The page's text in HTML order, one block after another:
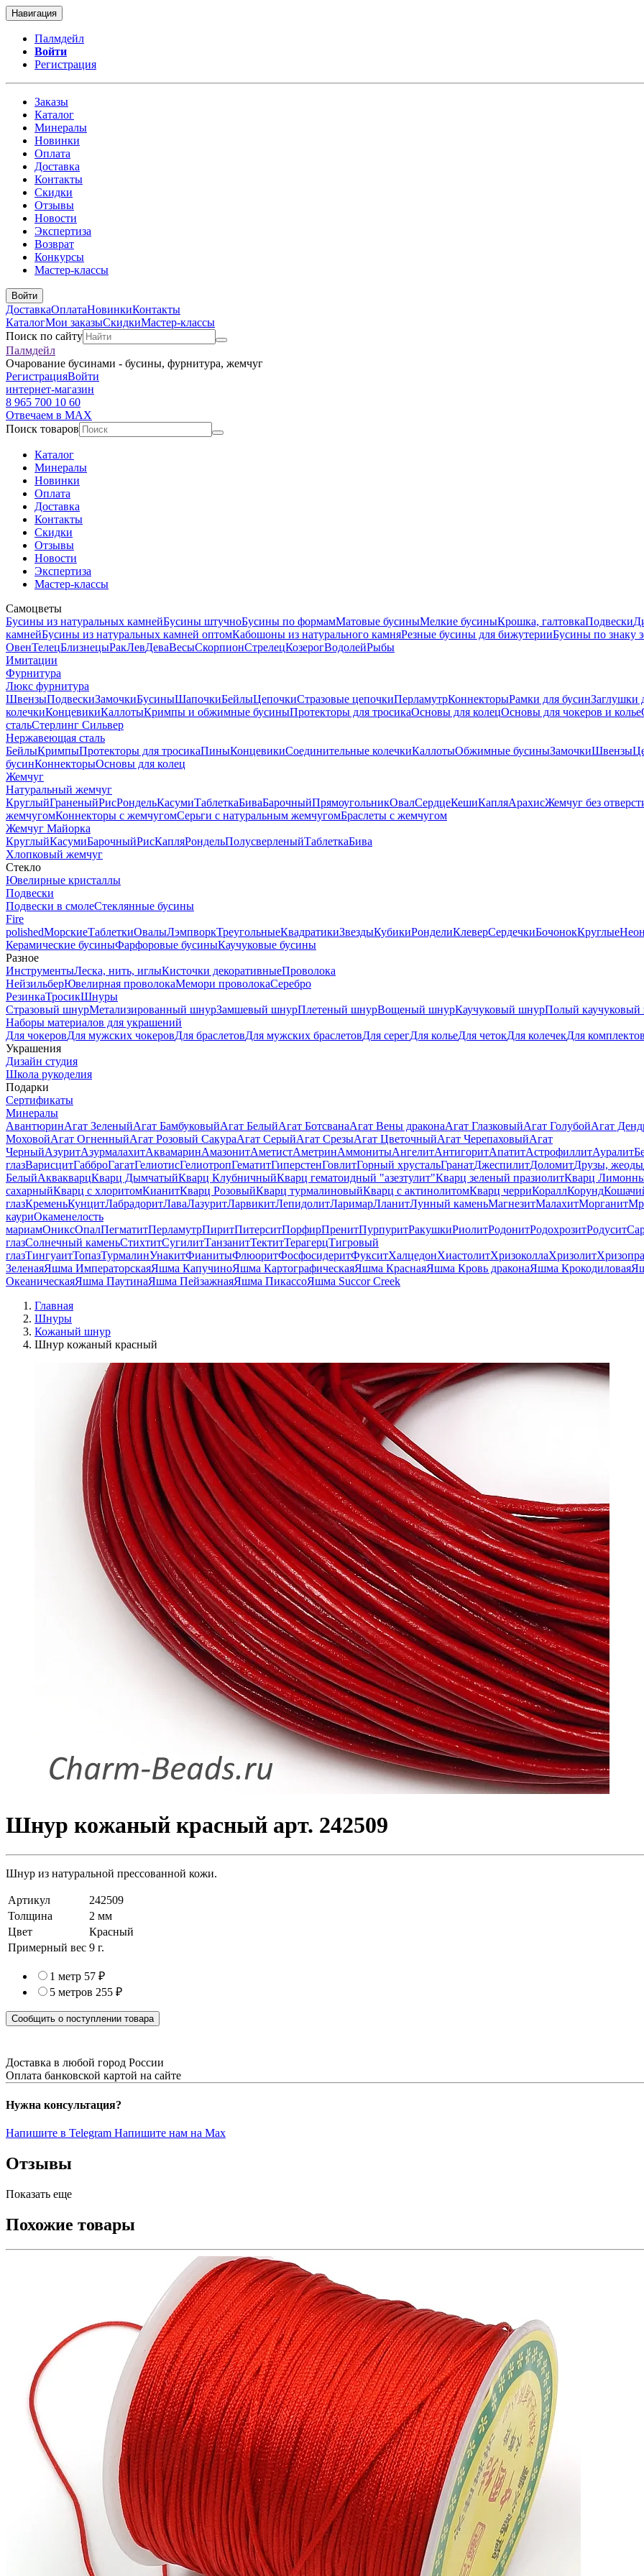
Навигация
Палмдейл
Войти
Регистрация
Заказы
Каталог
Минералы
Новинки
Оплата
Доставка
Контакты
Скидки
Отзывы
Новости
Экспертиза
Возврат
Конкурсы
Мастер-классы
Войти
ДоставкаОплатаНовинкиКонтакты
КаталогМои заказыСкидкиМастер-классы
Поиск по сайту
Палмдейл
Очарование бусинами - бусины, фурнитура, жемчуг
РегистрацияВойти
интернет-магазин
8 965 700 10 60
Отвечаем в MAX
Поиск товаров
Каталог
Минералы
Новинки
Оплата
Доставка
Контакты
Скидки
Отзывы
Новости
Экспертиза
Мастер-классы
Самоцветы
Бусины из натуральных камнейБусины штучноБусины по формамМатовые бусиныМелкие бусиныКрошка, галтовкаПодвески
камнейБусины из натуральных камней оптомКабошоны из натурального камняРезные бусины для бижутерииБусины по знаку
ОвенТелецБлизнецыРакЛевДеваВесыСкорпионСтрелецКозерогВодолейРыбы
Имитации
Фурнитура
Люкс фурнитура
ШвензыПодвескиЗамочкиБусиныШапочкиБейлыЦепочкиСтразовые цепочкиПерламутрКоннекторыРамки для бусинЗаглушки
колечкиКонцевикиКаллотыКримпы и обжимные бусиныПротекторы для тросикаОсновы для колецОсновы для чокеров и колье
стальСтерлинг Сильвер
Нержавеющая сталь
БейлыКримпыПротекторы для тросикаПиныКонцевикиСоединительные колечкиКаллотыОбжимные бусиныЗамочкиШвензы
бусинКоннекторыОсновы для колец
Жемчуг
Натуральный жемчуг
КруглыйГраненыйРисРондельКасумиТаблеткаБиваБарочныйПрямоугольникОвалСердцеКешиКапляАрахисЖемчуг без
жемчугомКоннекторы с жемчугомСерьги с натуральным жемчугомБраслеты с жемчугом
Жемчуг Майорка
КруглыйКасумиБарочныйРисКапляРондельПолусверленыйТаблеткаБива
Хлопковый жемчуг
Стекло
Ювелирные кристаллы
Подвески
Подвески в смолеСтеклянные бусины
Fire
polishedМорскиеТаблеткиОвалыЛэмпворкТреугольныеКвадратикиЗвездыКубикиРонделиКлеверСердечкиБочонокКруглые
Керамические бусиныФарфоровые бусиныКаучуковые бусины
Разное
ИнструментыЛеска, нить, иглыКисточки декоративныеПроволока
НейзильберЮвелирная проволокаМемори проволокаСеребро
РезинкаТросикШнуры
Стразовый шнурМетализированный шнурЗамшевый шнурПлетеный шнурВощеный шнурКаучуковый шнурПолый
Наборы материалов для украшений
Для чокеровДля мужских чокеровДля браслетовДля мужских браслетовДля серегДля кольеДля четокДля колечекДля
Украшения
Дизайн студия
Школа рукоделия
Подарки
Сертификаты
Минералы
АвантюринАгат ЗеленыйАгат БамбуковыйАгат БелыйАгат БотсванаАгат Вены драконаАгат ГлазковыйАгат ГолубойАгат
МоховойАгат ОгненныйАгат Розовый СакураАгат СерыйАгат СрезыАгат ЦветочныйАгат ЧерепаховыйАгат
ЧерныйАзуритАзурмалахитАквамаринАмазонитАметистАметринАммонитыАнгелитАнтигоритАпатитАстрофиллитАуралит
глазВарисцитГабброГагатГелиотисГелиотропГематитГиперстенГовлитГорный хрустальГранатДжеспилитДоломитДрузы, жеоды
БелыйАквакварцКварц ДымчатыйКварц КлубничныйКварц гематоидный "азезтулит"Кварц зеленый празиолитКварц
сахарныйКварц с хлоритомКианитКварц РозовыйКварц турмалиновыйКварц с актинолитомКварц черриКораллКорунд
глазКременьКунцитЛабрадоритЛаваЛазуритЛарвикитЛепидолитЛаримарЛланитЛунный каменьМагнезитМалахитМорганит
кауриОкаменелость
мариамОниксОпалПегматитПерламутрПиритПитерситПорфирПренитПурпуритРакушкиРиолитРодонитРодохрозитРодусит
глазСолнечный каменьСтихтитСугилитТанзанитТектитТерагерцТигровый
глазТингуаитТопазТурмалинУнакитФианитыФлюоритФосфосидеритФукситХалцедонХиастолитХризоколлаХризолит
ЗеленаяЯшма ИмператорскаяЯшма КапучиноЯшма КартографическаяЯшма КраснаяЯшма Кровь драконаЯшма Крокодиловая
ОкеаническаяЯшма ПаутинаЯшма ПейзажнаяЯшма ПикассоЯшма Succor Creek
Главная
Шнуры
Кожаный шнур
Шнур кoжaный красный
Шнур кoжaный красный арт. 242509
Шнур из натуральной прессованной кожи.
Артикул
242509
Толщина
2 мм
Цвет
Красный
Примерный вес 9 г.
1 метр 57 ₽
5 метров 255 ₽
Сообщить о поступлении товара
Доставка в любой город России
Оплата банковской картой на сайте
Нужна консультация?
Напишите в Telegram Напишите нам на Max
Отзывы
Показать еще
Похожие товары